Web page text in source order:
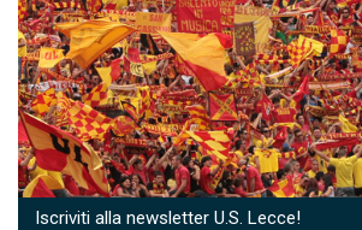
Iscriviti alla newsletter U.S. Lecce!